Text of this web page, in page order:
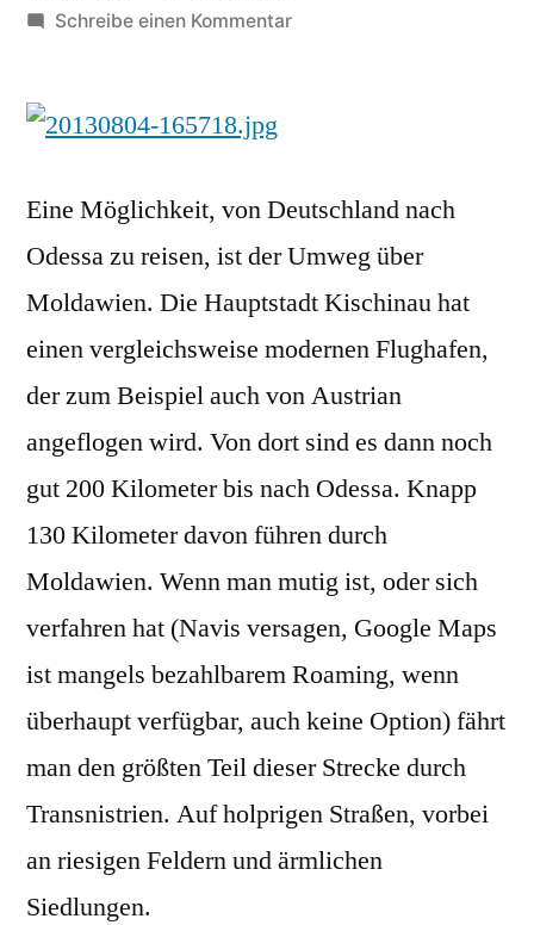
von
Schreibe einen Kommentarzu
Eine Möglichkeit, von Deutschland nach
Odessa zu reisen, ist der Umweg über
Moldawien. Die Hauptstadt Kischinau hat
einen vergleichsweise modernen Flughafen,
der zum Beispiel auch von Austrian
angeflogen wird. Von dort sind es dann noch
gut 200 Kilometer bis nach Odessa. Knapp
130 Kilometer davon führen durch
Moldawien. Wenn man mutig ist, oder sich
verfahren hat (Navis versagen, Google Maps
ist mangels bezahlbarem Roaming, wenn
überhaupt verfügbar, auch keine Option) fährt
man den größten Teil dieser Strecke durch
Transnistrien. Auf holprigen Straßen, vorbei
an riesigen Feldern und ärmlichen
Siedlungen.